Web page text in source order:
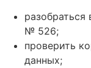
№ 526;
проверить
данных;